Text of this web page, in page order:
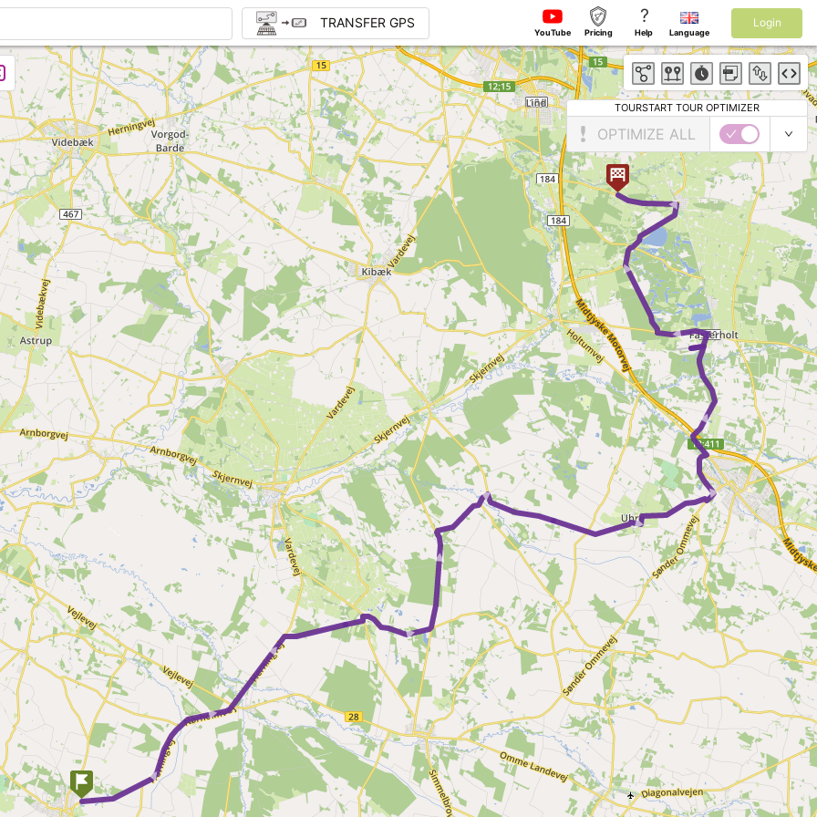
► ► ►
► ► ►
► ► ►
► ► ►
TRANSFER GPS
YouTube Pricing
?
Help Language
Login
TOURSTART TOUR OPTIMIZER
OPTIMIZE ALL